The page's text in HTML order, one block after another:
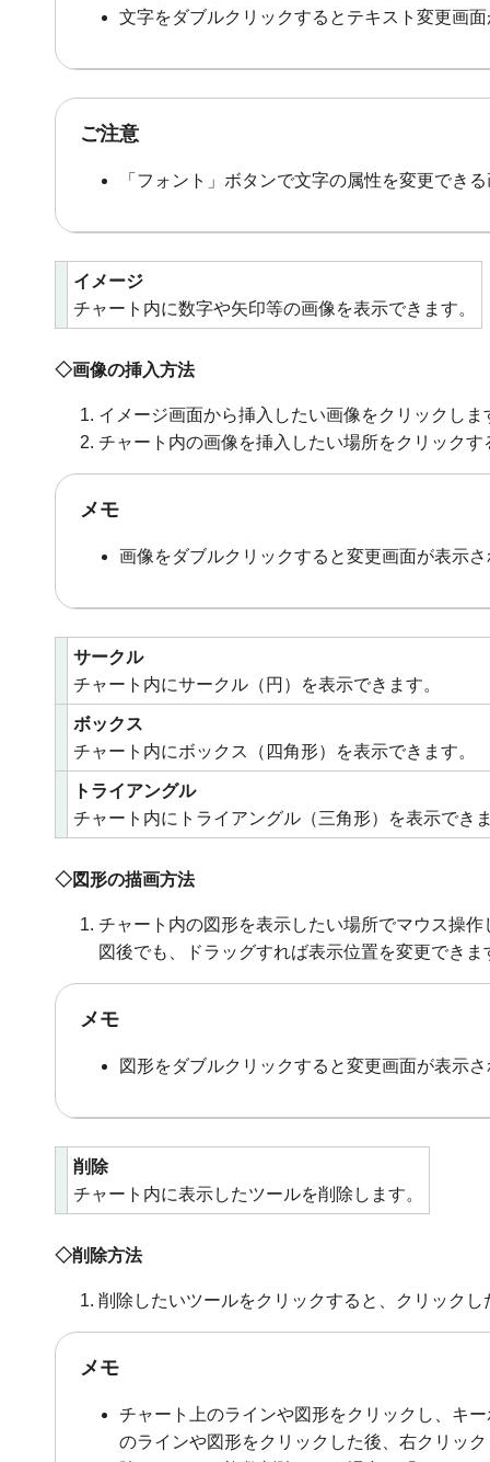
文字をダブルクリックするとテキスト変更画
ご注意
「フォント」ボタンで文字の属性を変更でき
イメージ
チャート内に数字や矢印等の画像を表示できます。
◇画像の挿入方法
イメージ画面から挿入したい画像をクリックしま
チャート内の画像を挿入したい場所をクリック
メモ
画像をダブルクリックすると変更画面が表示
サークル
チャート内にサークル（円）を表示できます。
ボックス
チャート内にボックス（四角形）を表示できます。
トライアングル
チャート内にトライアングル（三角形）を表示でき
◇図形の描画方法
チャート内の図形を表示したい場所でマウス操
図後でも、ドラッグすれば表示位置を変更できま
メモ
図形をダブルクリックすると変更画面が表示
削除
チャート内に表示したツールを削除します。
◇削除方法
削除したいツールをクリックすると、クリック
メモ
チャート上のラインや図形をクリックし、キ
のラインや図形をクリックした後、右クリッ